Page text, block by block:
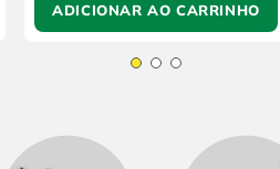
ADICIONAR AO CARRINHO